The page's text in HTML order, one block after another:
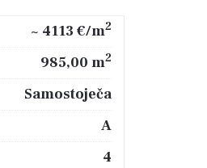
~ 4113 €/m2
985,00 m2
Samostoječa
A
4